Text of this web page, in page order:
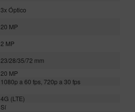
3x Óptico
20 MP
2 MP
23/28/35/72 mm
20 MP
1080p a 60 fps, 720p a 30 fps
4G (LTE)
Sí